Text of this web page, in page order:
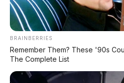
LIHAT
BRAINBERRIES
Remember Them? These '90s
The Complete List